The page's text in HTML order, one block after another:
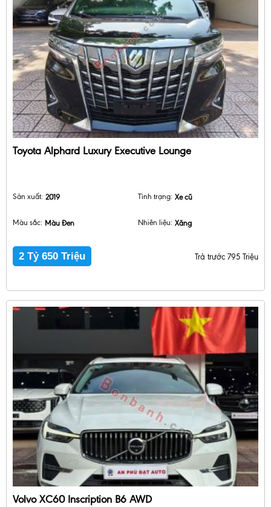
Toyota Alphard Luxury Executive Lounge
Sản xuất: 2019 Tình trạng: Xe cũ
Màu sắc: Màu Đen Nhiên liệu: Xăng
2 Tỷ 650 Triệu Trả trước 795 Triệu
Volvo XC60 Inscription B6 AWD